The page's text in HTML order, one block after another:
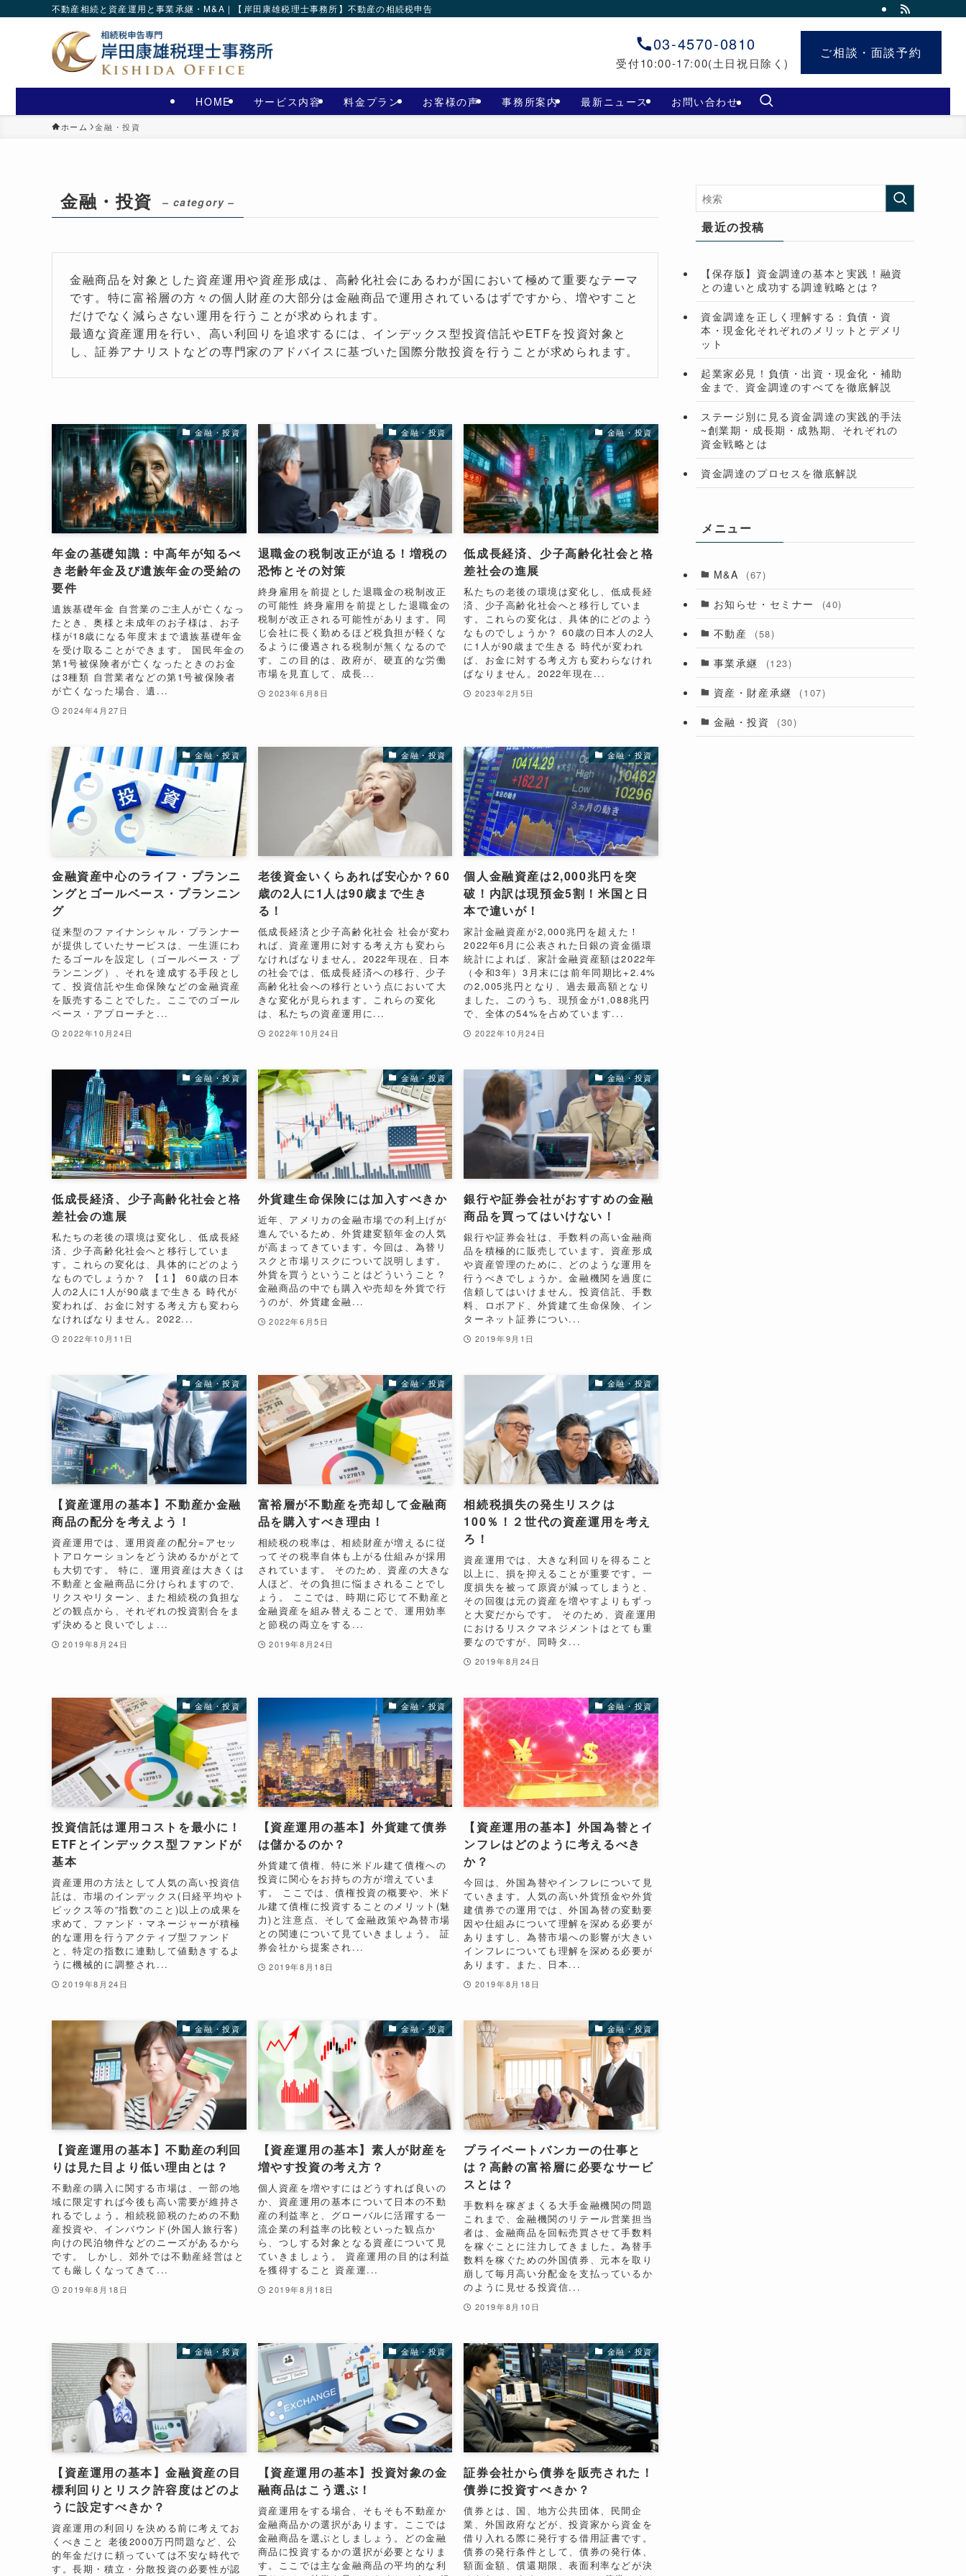
不動産相続と資産運用と事業承継・M&A | 【岸田康雄税理士事務所】不動産の相続税申告
HOME サービス内容 料金プラン お客様の声 事務所案内 最新ニュース お問い合わせ
03-4570-0810
受付10:00-17:00(土日祝日除く)
ご相談・面談予約
ホーム 金融・投資
金融・投資 – category –
金融商品を対象とした資産運用や資産形成は、高齢化社会にあるわが国において極めて重要なテーマ
です。特に富裕層の方々の個人財産の大部分は金融商品で運用されているはずですから、増やすこと
だけでなく減らさない運用を行うことが求められます。
最適な資産運用を行い、高い利回りを追求するには、インデックス型投資信託やETFを投資対象と
し、証券アナリストなどの専門家のアドバイスに基づいた国際分散投資を行うことが求められます。
金融・投資
年金の基礎知識：中高年が知るべ
き老齢年金及び遺族年金の受給の
要件
遺族基礎年金 自営業のご主人が亡くなっ
たとき、奥様と未成年のお子様は、お子
様が18歳になる年度末まで遺族基礎年金
を受け取ることができます。 国民年金の
第1号被保険者が亡くなったときのお金
は3種類 自営業者などの第1号被保険者
が亡くなった場合、遺...
2024年4月27日
金融・投資
退職金の税制改正が迫る！増税の
恐怖とその対策
終身雇用を前提とした退職金の税制改正
の可能性 終身雇用を前提とした退職金の
税制が改正される可能性があります。同
じ会社に長く勤めるほど税負担が軽くな
るように優遇される税制が無くなるので
す。この目的は、政府が、硬直的な労働
市場を見直して、成長...
2023年6月8日
金融・投資
低成長経済、少子高齢化社会と格
差社会の進展
私たちの老後の環境は変化し、低成長経
済、少子高齢化社会へと移行していま
す。これらの変化は、具体的にどのよう
なものでしょうか？ 60歳の日本人の2人
に1人が90歳まで生きる 時代が変われ
ば、お金に対する考え方も変わらなけれ
ばなりません。2022年現在...
2023年2月5日
金融・投資
金融資産中心のライフ・プランニ
ングとゴールベース・プランニン
グ
従来型のファイナンシャル・プランナー
が提供していたサービスは、一生涯にわ
たるゴールを設定し（ゴールベース・プ
ランニング）、それを達成する手段とし
て、投資信託や生命保険などの金融資産
を販売することでした。ここでのゴール
ベース・アプローチと...
2022年10月24日
金融・投資
老後資金いくらあれば安心か？60
歳の2人に1人は90歳まで生き
る！
低成長経済と少子高齢化社会 社会が変わ
れば、資産運用に対する考え方も変わら
なければなりません。2022年現在、日本
の社会では、低成長経済への移行、少子
高齢化社会への移行という点において大
きな変化が見られます。これらの変化
は、私たちの資産運用に...
2022年10月24日
金融・投資
個人金融資産は2,000兆円を突
破！内訳は現預金5割！米国と日
本で違いが！
家計金融資産が2,000兆円を超えた！
2022年6月に公表された日銀の資金循環
統計によれば、家計金融資産額は2022年
（令和3年）3月末には前年同期比+2.4%
の2,005兆円となり、過去最高額となり
ました。このうち、現預金が1,088兆円
で、全体の54%を占めています...
2022年10月24日
金融・投資
低成長経済、少子高齢化社会と格
差社会の進展
私たちの老後の環境は変化し、低成長経
済、少子高齢化社会へと移行していま
す。これらの変化は、具体的にどのよう
なものでしょうか？ 【１】 60歳の日本
人の2人に1人が90歳まで生きる 時代が
変われば、お金に対する考え方も変わら
なければなりません。2022...
2022年10月11日
金融・投資
外貨建生命保険には加入すべきか
近年、アメリカの金融市場での利上げが
進んでいるため、外貨建変額年金の人気
が高まってきています。今回は、為替リ
スクと市場リスクについて説明します。
外貨を買うということはどういうこと？
金融商品の中でも購入や売却を外貨で行
うのが、外貨建金融...
2022年6月5日
金融・投資
銀行や証券会社がおすすめの金融
商品を買ってはいけない！
銀行や証券会社は、手数料の高い金融商
品を積極的に販売しています。資産形成
や資産管理のために、どのような運用を
行うべきでしょうか。金融機関を過度に
信頼してはいけません。投資信託、手数
料、ロボアド、外貨建て生命保険、イン
ターネット証券につい...
2019年9月1日
金融・投資
【資産運用の基本】不動産か金融
商品の配分を考えよう！
資産運用では、運用資産の配分=アセッ
トアロケーションをどう決めるかがとて
も大切です。 特に、運用資産は大きくは
不動産と金融商品に分けられますので、
リクスやリターン、また相続税の負担な
どの観点から、それぞれの投資割合をま
ず決めると良いでしょ...
2019年8月24日
金融・投資
富裕層が不動産を売却して金融商
品を購入すべき理由！
相続税の税率は、相続財産が増えるに従
ってその税率自体も上がる仕組みが採用
されています。 そのため、資産の大きな
人ほど、その負担に悩まされることでし
ょう。 ここでは、時期に応じて不動産と
金融資産を組み替えることで、運用効率
と節税の両立をする...
2019年8月24日
金融・投資
相続税損失の発生リスクは
100％！２世代の資産運用を考え
ろ！
資産運用では、大きな利回りを得ること
以上に、損を抑えることが重要です。一
度損失を被って原資が減ってしまうと、
その回復は元の資産を増やすよりもずっ
と大変だからです。 そのため、資産運用
におけるリスクマネジメントはとても重
要なのですが、同時タ...
2019年8月24日
金融・投資
投資信託は運用コストを最小に！
ETFとインデックス型ファンドが
基本
資産運用の方法として人気の高い投資信
託は、市場のインデックス(日経平均やト
ピックス等の”指数”のこと)以上の成果を
求めて、ファンド・マネージャーが積極
的な運用を行うアクティブ型ファンド
と、特定の指数に連動して値動きするよ
うに機械的に調整され...
2019年8月24日
金融・投資
【資産運用の基本】外貨建て債券
は儲かるのか？
外貨建て債権、特に米ドル建て債権への
投資に関心をお持ちの方が増えていま
す。 ここでは、債権投資の概要や、米ド
ル建て債権に投資することのメリット(魅
力)と注意点、そして金融政策や為替市場
との関連について見ていきましょう。 証
券会社から提案され...
2019年8月18日
金融・投資
【資産運用の基本】外国為替とイ
ンフレはどのように考えるべき
か？
今回は、外国為替やインフレについて見
ていきます。人気の高い外貨預金や外貨
建債券での運用では、外国為替の変動要
因や仕組みについて理解を深める必要が
ありますし、為替市場への影響が大きい
インフレについても理解を深める必要が
あります。また、日本...
2019年8月18日
金融・投資
【資産運用の基本】不動産の利回
りは見た目より低い理由とは？
不動産の購入に関する市場は、一部の地
域に限定すれば今後も高い需要が維持さ
れるでしょう。相続税節税のための不動
産投資や、インバウンド(外国人旅行客)
向けの民泊物件などのニーズがあるから
です。 しかし、郊外では不動産経営はと
ても厳しくなってきて...
2019年8月18日
金融・投資
【資産運用の基本】素人が財産を
増やす投資の考え方？
個人資産を増やすにはどうすれば良いの
か、資産運用の基本について日本の不動
産の利益率と、グローバルに活躍する一
流企業の利益率の比較といった観点か
ら、つしする対象となる資産について見
ていきましょう。 資産運用の目的は利益
を獲得すること 資産運...
2019年8月18日
金融・投資
プライベートバンカーの仕事と
は？高齢の富裕層に必要なサービ
スとは？
手数料を稼ぎまくる大手金融機関の問題
これまで、金融機関のリテール営業担当
者は、金融商品を回転売買させて手数料
を稼ぐことに注力してきました。為替手
数料を稼ぐための外国債券、元本を取り
崩して毎月高い分配金を支払っているか
のように見せる投資信...
2019年8月10日
金融・投資
【資産運用の基本】金融資産の目
標利回りとリスク許容度はどのよ
うに設定すべきか？
資産運用の利回りを決める前に考えてお
くべきこと 老後2000万円問題など、公
的年金だけに頼っていては不安な時代で
す。長期・積立・分散投資の必要性が認
金融・投資
【資産運用の基本】投資対象の金
融商品はこう選ぶ！
資産運用をする場合、そもそも不動産か
金融商品かの選択があります。ここでは
金融商品を選ぶとしましょう。どの金融
商品に投資するかの選択が必要となりま
す。ここでは主な金融商品の平均的な利
金融・投資
証券会社から債券を販売された！
債券に投資すべきか？
債券とは、国、地方公共団体、民間企
業、外国政府などが、投資家から資金を
借り入れる際に発行する借用証書です。
債券の発行条件として、債券の発行体、
額面金額、償還期限、表面利率などが決
最近の投稿
【保存版】資金調達の基本と実践！融資
との違いと成功する調達戦略とは？
資金調達を正しく理解する：負債・資
本・現金化それぞれのメリットとデメリ
ット
起業家必見！負債・出資・現金化・補助
金まで、資金調達のすべてを徹底解説
ステージ別に見る資金調達の実践的手法
~創業期・成長期・成熟期、それぞれの
資金戦略とは
資金調達のプロセスを徹底解説
メニュー
M&A (67)
お知らせ・セミナー (40)
不動産 (58)
事業承継 (123)
資産・財産承継 (107)
金融・投資 (30)